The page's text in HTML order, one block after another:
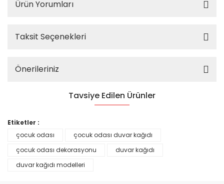
Ürün Yorumları
Taksit Seçenekleri
Önerileriniz
Tavsiye Edilen Ürünler
Etiketler :
çocuk odası
çocuk odası duvar kağıdı
çocuk odası dekorasyonu
duvar kağıdı
duvar kağıdı modelleri